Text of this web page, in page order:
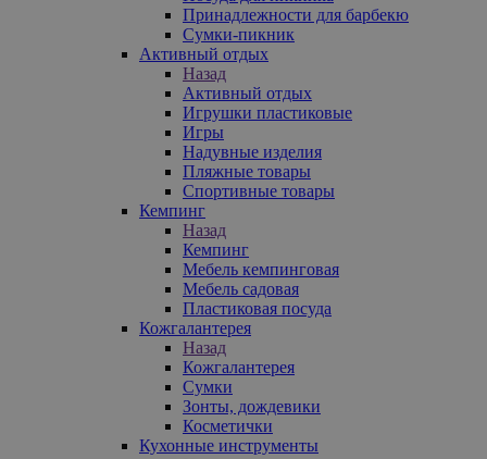
Принадлежности для барбекю
Сумки-пикник
Активный отдых
Назад
Активный отдых
Игрушки пластиковые
Игры
Надувные изделия
Пляжные товары
Спортивные товары
Кемпинг
Назад
Кемпинг
Мебель кемпинговая
Мебель садовая
Пластиковая посуда
Кожгалантерея
Назад
Кожгалантерея
Сумки
Зонты, дождевики
Косметички
Кухонные инструменты